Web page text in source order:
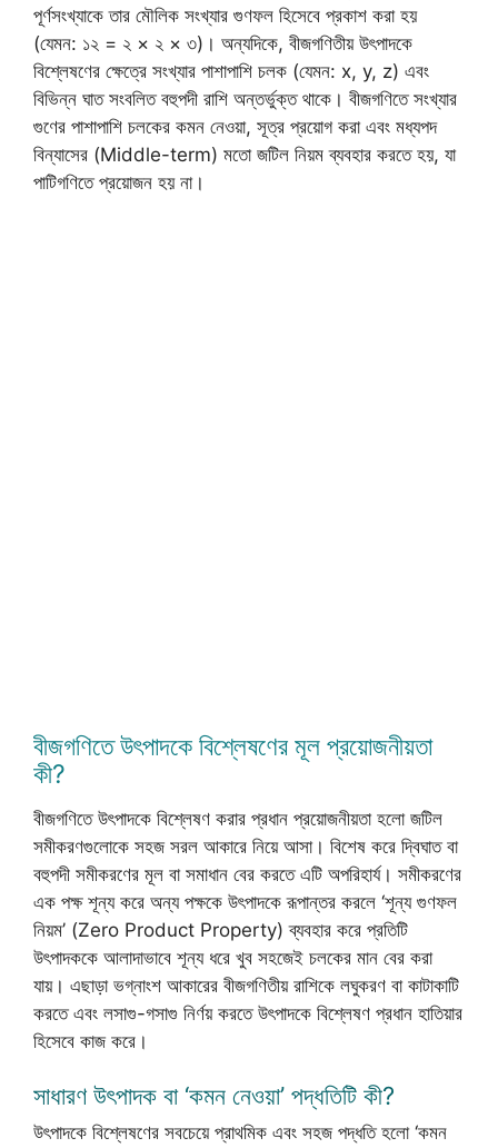
পূর্ণসংখ্যাকে তার মৌলিক সংখ্যার গুণফল হিসেবে প্রকাশ করা হয়
(যেমন: ১২ = ২ × ২ × ৩)। অন্যদিকে, বীজগণিতীয় উৎপাদকে
বিশ্লেষণের ক্ষেত্রে সংখ্যার পাশাপাশি চলক (যেমন: x, y, z) এবং
বিভিন্ন ঘাত সংবলিত বহুপদী রাশি অন্তর্ভুক্ত থাকে। বীজগণিতে সংখ্যার
গুণের পাশাপাশি চলকের কমন নেওয়া, সূত্র প্রয়োগ করা এবং মধ্যপদ
বিন্যাসের (Middle-term) মতো জটিল নিয়ম ব্যবহার করতে হয়, যা
পাটিগণিতে প্রয়োজন হয় না।
বীজগণিতে উৎপাদকে বিশ্লেষণের মূল প্রয়োজনীয়তা
কী?
বীজগণিতে উৎপাদকে বিশ্লেষণ করার প্রধান প্রয়োজনীয়তা হলো জটিল
সমীকরণগুলোকে সহজ সরল আকারে নিয়ে আসা। বিশেষ করে দ্বিঘাত বা
বহুপদী সমীকরণের মূল বা সমাধান বের করতে এটি অপরিহার্য। সমীকরণের
এক পক্ষ শূন্য করে অন্য পক্ষকে উৎপাদকে রূপান্তর করলে ‘শূন্য গুণফল
নিয়ম’ (Zero Product Property) ব্যবহার করে প্রতিটি
উৎপাদককে আলাদাভাবে শূন্য ধরে খুব সহজেই চলকের মান বের করা
যায়। এছাড়া ভগ্নাংশ আকারের বীজগণিতীয় রাশিকে লঘুকরণ বা কাটাকাটি
করতে এবং লসাগু-গসাগু নির্ণয় করতে উৎপাদকে বিশ্লেষণ প্রধান হাতিয়ার
হিসেবে কাজ করে।
সাধারণ উৎপাদক বা ‘কমন নেওয়া’ পদ্ধতিটি কী?
উৎপাদকে বিশ্লেষণের সবচেয়ে প্রাথমিক এবং সহজ পদ্ধতি হলো ‘কমন